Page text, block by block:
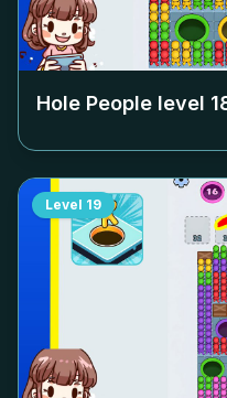
Hole People level
Level 19